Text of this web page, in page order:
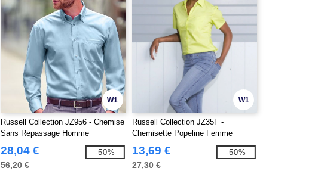
W1
Russell Collection JZ956 - Chemise
Sans Repassage Homme
28,04 €
56,20 €
-50%
W1
Russell Collection JZ35F -
Chemisette Popeline Femme
13,69 €
27,30 €
-50%